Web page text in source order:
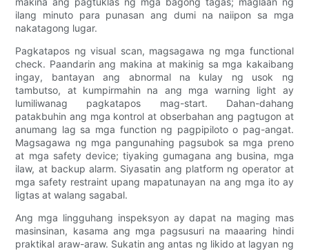
ilang minuto para punasan ang dumi na naiipon sa mga
nakatagong lugar.
Pagkatapos ng visual scan, magsagawa ng mga functional
check. Paandarin ang makina at makinig sa mga kakaibang
ingay, bantayan ang abnormal na kulay ng usok ng
tambutso, at kumpirmahin na ang mga warning light ay
lumiliwanag pagkatapos mag-start. Dahan-dahang
patakbuhin ang mga kontrol at obserbahan ang pagtugon at
anumang lag sa mga function ng pagpipiloto o pag-angat.
Magsagawa ng mga pangunahing pagsubok sa mga preno
at mga safety device; tiyaking gumagana ang busina, mga
ilaw, at backup alarm. Siyasatin ang platform ng operator at
mga safety restraint upang mapatunayan na ang mga ito ay
ligtas at walang sagabal.
Ang mga lingguhang inspeksyon ay dapat na maging mas
masinsinan, kasama ang mga pagsusuri na maaaring hindi
praktikal araw-araw. Sukatin ang antas ng likido at lagyan ng